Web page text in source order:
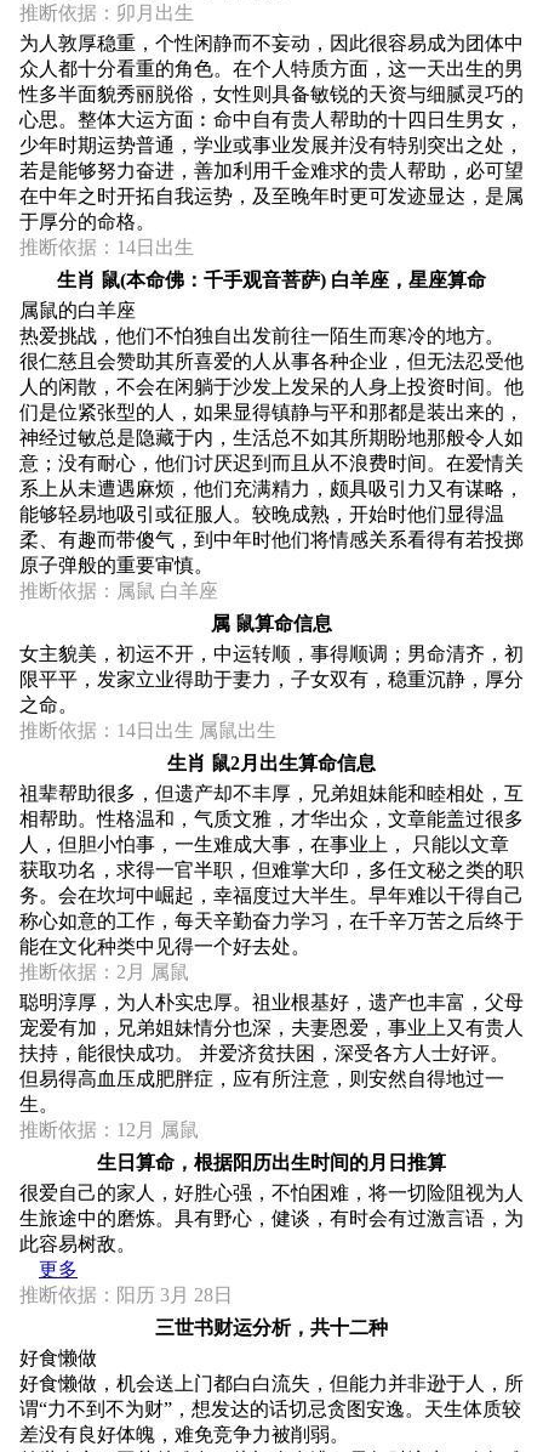
推断依据：卯月出生
为人敦厚稳重，个性闲静而不妄动，因此很容易成为团体中
众人都十分看重的角色。在个人特质方面，这一天出生的男
性多半面貌秀丽脱俗，女性则具备敏锐的天资与细腻灵巧的
心思。整体大运方面︰命中自有贵人帮助的十四日生男女，
少年时期运势普通，学业或事业发展并没有特别突出之处，
若是能够努力奋进，善加利用千金难求的贵人帮助，必可望
在中年之时开拓自我运势，及至晚年时更可发迹显达，是属
于厚分的命格。
推断依据：14日出生
生肖 鼠(本命佛：千手观音菩萨) 白羊座，星座算命
属鼠的白羊座
热爱挑战，他们不怕独自出发前往一陌生而寒冷的地方。
很仁慈且会赞助其所喜爱的人从事各种企业，但无法忍受他
人的闲散，不会在闲躺于沙发上发呆的人身上投资时间。他
们是位紧张型的人，如果显得镇静与平和那都是装出来的，
神经过敏总是隐藏于内，生活总不如其所期盼地那般令人如
意；没有耐心，他们讨厌迟到而且从不浪费时间。在爱情关
系上从未遭遇麻烦，他们充满精力，颇具吸引力又有谋略，
能够轻易地吸引或征服人。较晚成熟，开始时他们显得温
柔、有趣而带傻气，到中年时他们将情感关系看得有若投掷
原子弹般的重要审慎。
推断依据：属鼠 白羊座
属 鼠算命信息
女主貌美，初运不开，中运转顺，事得顺调；男命清齐，初
限平平，发家立业得助于妻力，子女双有，稳重沉静，厚分
之命。
推断依据：14日出生 属鼠出生
生肖 鼠2月出生算命信息
祖辈帮助很多，但遗产却不丰厚，兄弟姐妹能和睦相处，互
相帮助。性格温和，气质文雅，才华出众，文章能盖过很多
人，但胆小怕事，一生难成大事，在事业上， 只能以文章
获取功名，求得一官半职，但难掌大印，多任文秘之类的职
务。会在坎坷中崛起，幸福度过大半生。早年难以干得自己
称心如意的工作，每天辛勤奋力学习，在千辛万苦之后终于
能在文化种类中见得一个好去处。
推断依据：2月 属鼠
聪明淳厚，为人朴实忠厚。祖业根基好，遗产也丰富，父母
宠爱有加，兄弟姐妹情分也深，夫妻恩爱，事业上又有贵人
扶持，能很快成功。 并爱济贫扶困，深受各方人士好评。
但易得高血压成肥胖症，应有所注意，则安然自得地过一
生。
推断依据：12月 属鼠
生日算命，根据阳历出生时间的月日推算
很爱自己的家人，好胜心强，不怕困难，将一切险阻视为人
生旅途中的磨炼。具有野心，健谈，有时会有过激言语，为
此容易树敌。
更多
推断依据：阳历 3月 28日
三世书财运分析，共十二种
好食懒做
好食懒做，机会送上门都白白流失，但能力并非逊于人，所
谓“力不到不为财”，想发达的话切忌贪图安逸。天生体质较
差没有良好体魄，难免竞争力被削弱。